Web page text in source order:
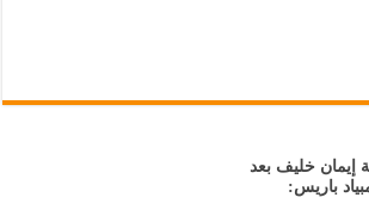
إيمان خليف بعد
باريس: